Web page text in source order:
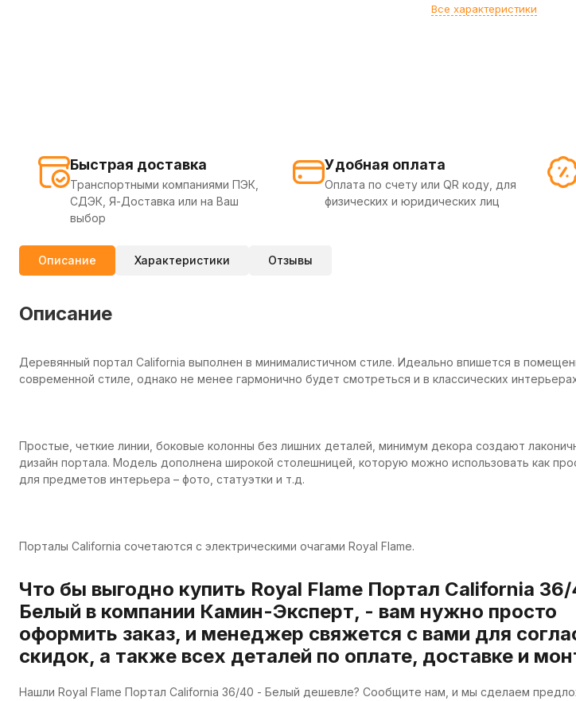
Все характеристики
Быстрая доставка
Транспортными компаниями ПЭК,
СДЭК, Я-Доставка или на Ваш
выбор
Удобная оплата
Оплата по счету или QR коду, для
физических и юридических лиц
Описание Характеристики Отзывы
Описание
Деревянный портал California выполнен в минималистичном стиле. Идеально впишется в
современной стиле, однако не менее гармонично будет смотреться и в классических
Простые, четкие линии, боковые колонны без лишних деталей, минимум декора создают
дизайн портала. Модель дополнена широкой столешницей, которую можно использовать как
для предметов интерьера – фото, статуэтки и т.д.
Порталы California сочетаются с электрическими очагами Royal Flame.
Что бы выгодно купить Royal Flame Портал California
Белый в компании Камин-Эксперт, - вам нужно просто
оформить заказ, и менеджер свяжется с вами для
скидок, а также всех деталей по оплате, доставке и
Нашли Royal Flame Портал California 36/40 - Белый дешевле? Сообщите нам, и мы сделаем